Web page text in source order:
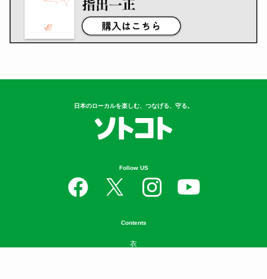
2
音楽と刻んだローカルの風景、関係
車中泊のコツ、ご存じですか？防災
の日に読...
【アウトドア】クマの心配なく、安
心してキ...
メ！？ 夏にお...